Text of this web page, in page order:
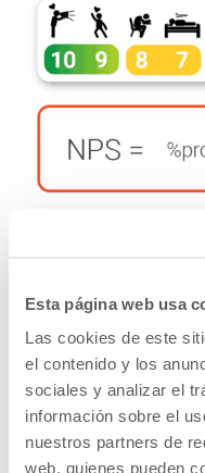
Esta página web usa
Las cookies de este
el contenido y los
sociales y analizar el
información sobre el
nuestros partners de
web, quienes pueden
3. Encuestas
Cliente
Ventajas de las